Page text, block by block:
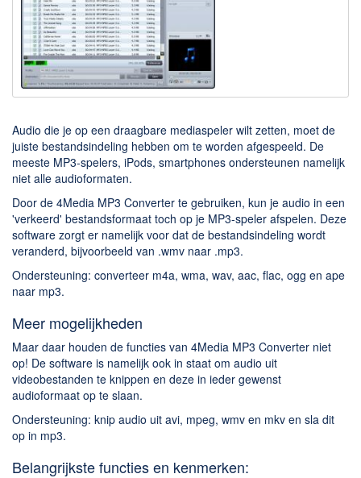
Downloaden
BitTorrent Clients
Nieuwslezers (Downloaden via usenet)
Computer opschonen
Veilig online
Productiviteit
Adresboek en contacten
Planning en organisatie
Tekst en Administratie
Algemeen
Chatten en bellen
Dating apps
Parkeer apps
Rar en Zip (Compressie - Unzip)
Shopping
Audio die je op een draagbare mediaspeler wilt zetten, moet de
juiste bestandsindeling hebben om te worden afgespeeld. De
meeste MP3-spelers, iPods, smartphones ondersteunen namelijk
niet alle audioformaten.
Door de 4Media MP3 Converter te gebruiken, kun je audio in een
'verkeerd' bestandsformaat toch op je MP3-speler afspelen. Deze
software zorgt er namelijk voor dat de bestandsindeling wordt
veranderd, bijvoorbeeld van .wmv naar .mp3.
Ondersteuning: converteer m4a, wma, wav, aac, flac, ogg en ape
naar mp3.
Meer mogelijkheden
Maar daar houden de functies van 4Media MP3 Converter niet
op! De software is namelijk ook in staat om audio uit
videobestanden te knippen en deze in ieder gewenst
audioformaat op te slaan.
Ondersteuning: knip audio uit avi, mpeg, wmv en mkv en sla dit
op in mp3.
Belangrijkste functies en kenmerken: